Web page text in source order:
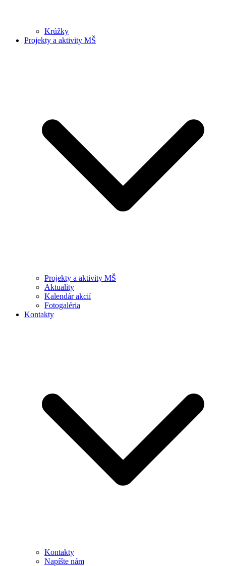
Krúžky
Projekty a aktivity MŠ
Projekty a aktivity MŠ
Aktuality
Kalendár akcií
Fotogaléria
Kontakty
Kontakty
Napíšte nám